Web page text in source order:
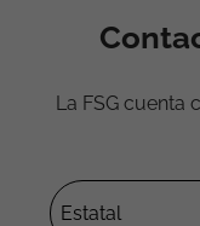
La FSG cuenta